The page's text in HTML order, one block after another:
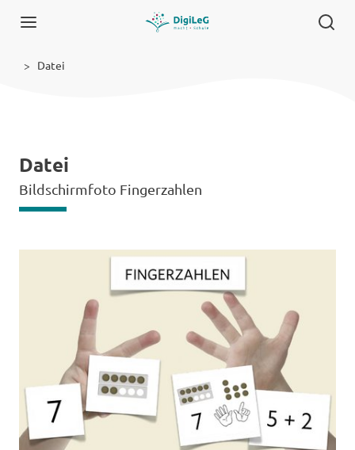
Datei
Datei
Bildschirmfoto Fingerzahlen